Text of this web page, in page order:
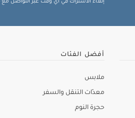
إلغاء الاشتراك في أي وقت عبر التواصل مع
أفضل الفئات
ملابس
معدّات التنقل والسفر
حجرة النوم